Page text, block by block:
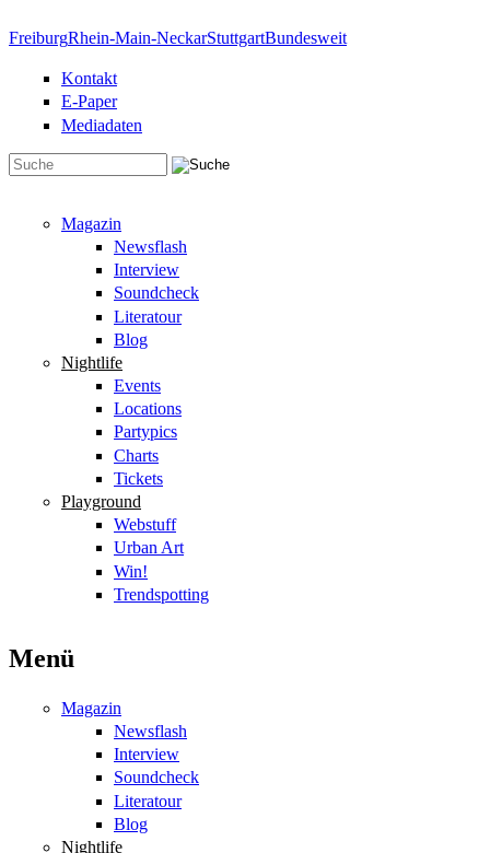
FreiburgRhein-Main-NeckarStuttgartBundesweit
Kontakt
E-Paper
Mediadaten
Magazin
Newsflash
Interview
Soundcheck
Literatour
Blog
Nightlife
Events
Locations
Partypics
Charts
Tickets
Playground
Webstuff
Urban Art
Win!
Trendspotting
Menü
Magazin
Newsflash
Interview
Soundcheck
Literatour
Blog
Nightlife